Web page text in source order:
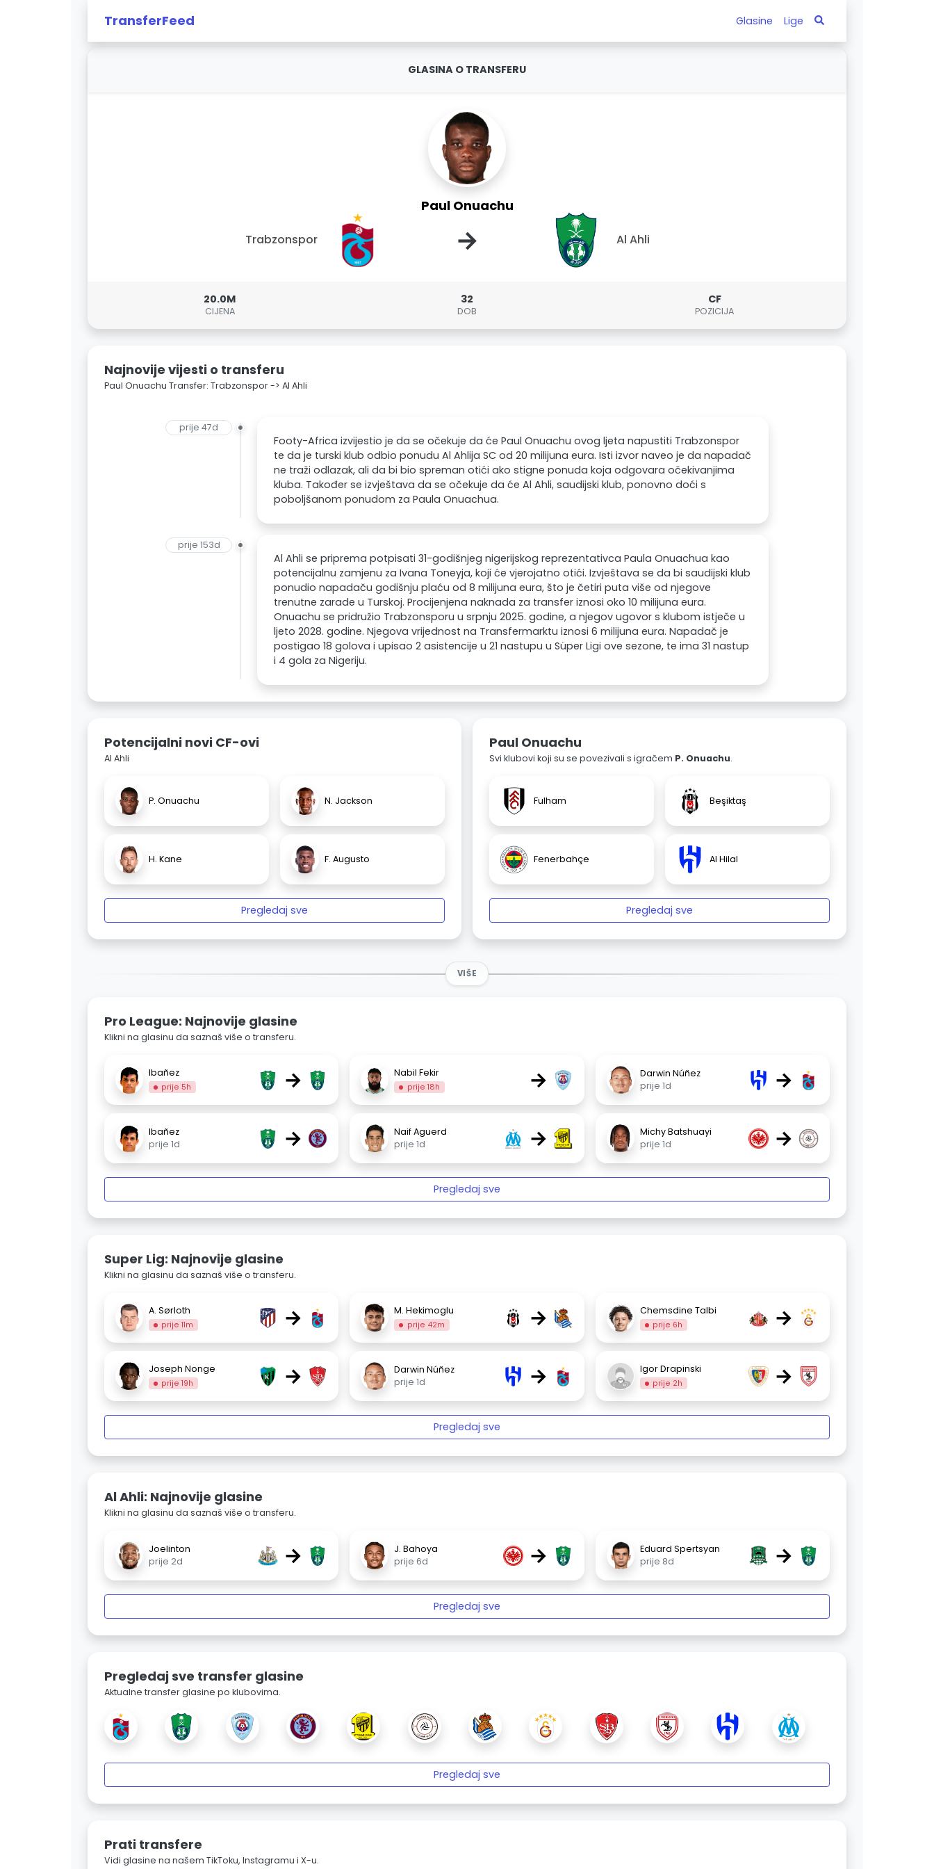
TransferFeed Glasine Lige
GLASINA O TRANSFERU
Paul Onuachu
Trabzonspor → Al Ahli
20.0M
CIJENA
32
DOB
CF
POZICIJA
Najnovije vijesti o transferu
Paul Onuachu Transfer: Trabzonspor -> Al Ahli
prije 47d
Footy-Africa izvijestio je da se očekuje da će Paul Onuachu ovog ljeta napustiti Trabzonspor
te da je turski klub odbio ponudu Al Ahlija SC od 20 milijuna eura. Isti izvor naveo je da napadač
ne traži odlazak, ali da bi bio spreman otići ako stigne ponuda koja odgovara očekivanjima
kluba. Također se izvještava da se očekuje da će Al Ahli, saudijski klub, ponovno doći s
poboljšanom ponudom za Paula Onuachua.
prije 153d
Al Ahli se priprema potpisati 31-godišnjeg nigerijskog reprezentativca Paula Onuachua kao
potencijalnu zamjenu za Ivana Toneyja, koji će vjerojatno otići. Izvještava se da bi saudijski klub
ponudio napadaču godišnju plaću od 8 milijuna eura, što je četiri puta više od njegove
trenutne zarade u Turskoj. Procijenjena naknada za transfer iznosi oko 10 milijuna eura.
Onuachu se pridružio Trabzonsporu u srpnju 2025. godine, a njegov ugovor s klubom istječe u
ljeto 2028. godine. Njegova vrijednost na Transfermarktu iznosi 6 milijuna eura. Napadač je
postigao 18 golova i upisao 2 asistencije u 21 nastupu u Süper Ligi ove sezone, te ima 31 nastup
i 4 gola za Nigeriju.
Potencijalni novi CF-ovi
Al Ahli
P. Onuachu N. Jackson
H. Kane F. Augusto
Pregledaj sve
Paul Onuachu
Svi klubovi koji su se povezivali s igračem P. Onuachu.
Fulham Beşiktaş
Fenerbahçe Al Hilal
Pregledaj sve
VIŠE
Pro League: Najnovije glasine
Klikni na glasinu da saznaš više o transferu.
Ibañez
prije 5h → Nabil Fekir
prije 18h →
Darwin Núñez
prije 1d
→
Ibañez
prije 1d
→
Naif Aguerd
prije 1d
→
Michy Batshuayi
prije 1d
→
Pregledaj sve
Super Lig: Najnovije glasine
Klikni na glasinu da saznaš više o transferu.
A. Sørloth
prije 11m → M. Hekimoglu
prije 42m → Chemsdine Talbi
prije 6h →
Joseph Nonge
prije 19h →
Darwin Núñez
prije 1d
→ Igor Drapinski
prije 2h →
Pregledaj sve
Al Ahli: Najnovije glasine
Klikni na glasinu da saznaš više o transferu.
Joelinton
prije 2d
→
J. Bahoya
prije 6d
→
Eduard Spertsyan
prije 8d
→
Pregledaj sve
Pregledaj sve transfer glasine
Aktualne transfer glasine po klubovima.
Pregledaj sve
Prati transfere
Vidi glasine na našem TikToku, Instagramu i X-u.